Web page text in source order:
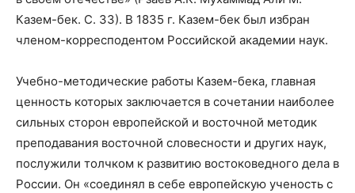
Казем-бек. С. 33). В 1835 г. Казем-бек был избран
членом-корресподентом Российской академии наук.
Учебно-методические работы Казем-бека, главная
ценность которых заключается в сочетании наиболее
сильных сторон европейской и восточной методик
преподавания восточной словесности и других наук,
послужили толчком к развитию востоковедного дела в
России. Он «соединял в себе европейскую ученость с